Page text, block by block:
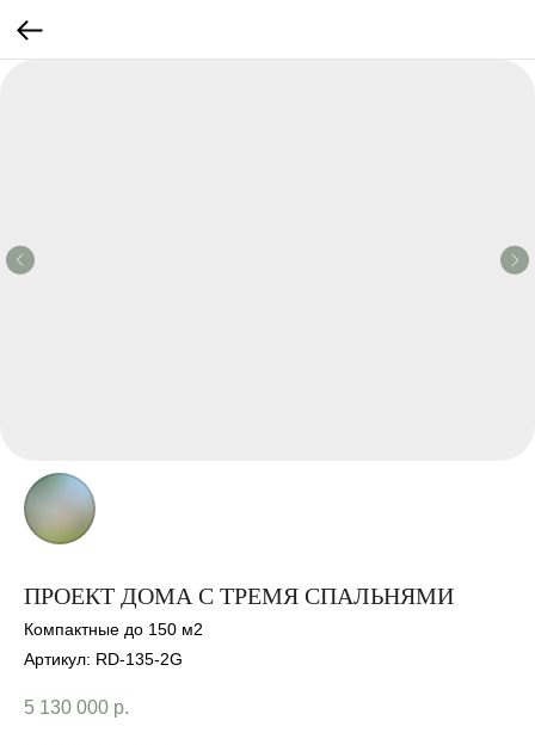
ПРОЕКТ ДОМА С ТРЕМЯ СПАЛЬНЯМИ
Компактные до 150 м2
Артикул: RD-135-2G
5 130 000 р.